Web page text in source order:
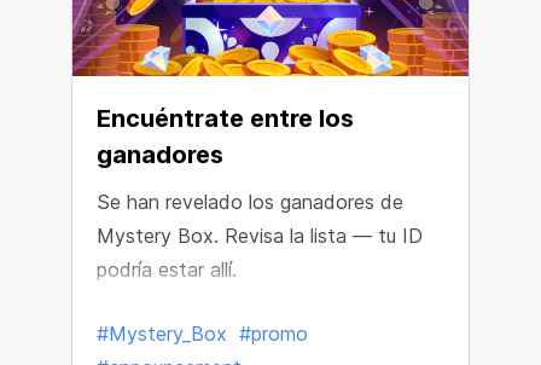
Encuéntrate entre los
ganadores
Se han revelado los ganadores de
Mystery Box. Revisa la lista — tu ID
podría estar allí.
#Mystery_Box #promo